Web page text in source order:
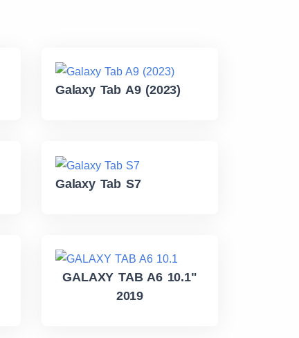
Galaxy Tab A9 (2023)
Galaxy Tab S7
GALAXY TAB A6 10.1"
2019